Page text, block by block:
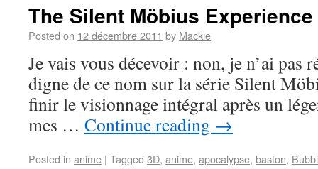
The Silent Möbius Experience
Posted on 12 décembre 2011 by Mackie
Je vais vous décevoir : non, je n’ai pas
digne de ce nom sur la série Silent
finir le visionnage intégral après un
mes … Continue reading →
Posted in anime | Tagged 3D, anime, apocalypse, baston,